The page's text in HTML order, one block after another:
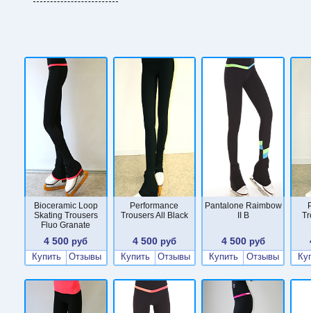
Bioceramic Loop
Skating Trousers
Fluo Granate
4 500 руб
Купить
Отзывы
Performance
Trousers All Black
4 500 руб
Купить
Отзывы
Pantalone Raimbow
II B
4 500руб
Купить
Отзывы